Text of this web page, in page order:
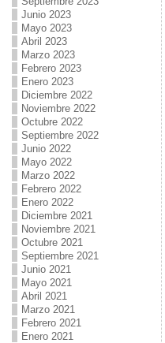
Junio 2023
Mayo 2023
Abril 2023
Marzo 2023
Febrero 2023
Enero 2023
Diciembre 2022
Noviembre 2022
Octubre 2022
Septiembre 2022
Junio 2022
Mayo 2022
Marzo 2022
Febrero 2022
Enero 2022
Diciembre 2021
Noviembre 2021
Octubre 2021
Septiembre 2021
Junio 2021
Mayo 2021
Abril 2021
Marzo 2021
Febrero 2021
Enero 2021